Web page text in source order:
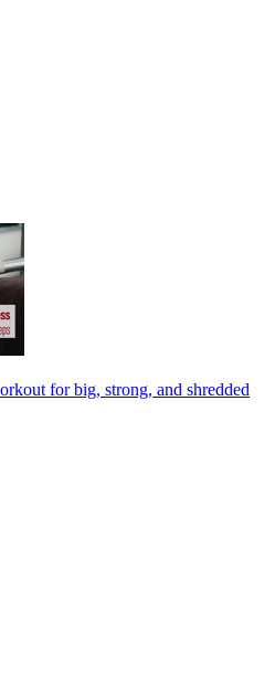
for big, strong, and shredded